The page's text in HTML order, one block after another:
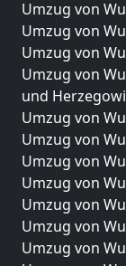
Umzug von
Umzug von
Umzug von
Umzug von
und
Umzug von
Umzug von
Umzug von
Umzug von
Umzug von
Umzug von
Umzug von